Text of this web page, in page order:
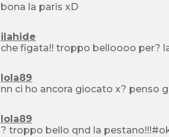
bona la paris xD
ilahide
che figata!! troppo belloooo per?
lola89
nn ci ho ancora giocato x? penso
lola89
? troppo bello qnd la